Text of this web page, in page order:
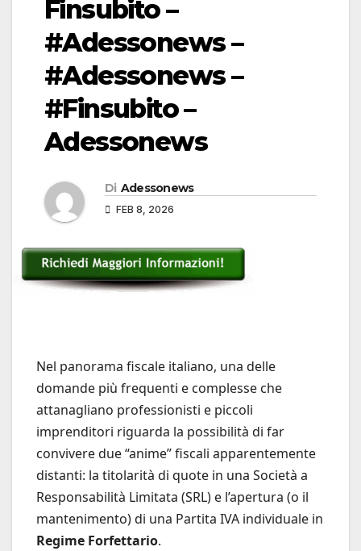
Finsubito –
#Adessonews –
#Adessonews –
#Finsubito –
Adessonews
Di Adessonews
FEB 8, 2026
Nel panorama fiscale italiano, una delle
domande più frequenti e complesse che
attanagliano professionisti e piccoli
imprenditori riguarda la possibilità di far
convivere due “anime” fiscali apparentemente
distanti: la titolarità di quote in una Società a
Responsabilità Limitata (SRL) e l’apertura (o il
mantenimento) di una Partita IVA individuale in
Regime Forfettario.